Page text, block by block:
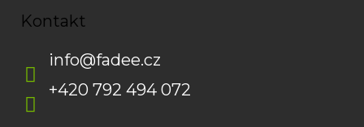
Kontakt
info@fadee.cz
+420 792 494 072